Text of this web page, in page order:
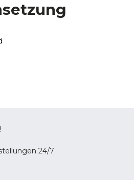
24/7